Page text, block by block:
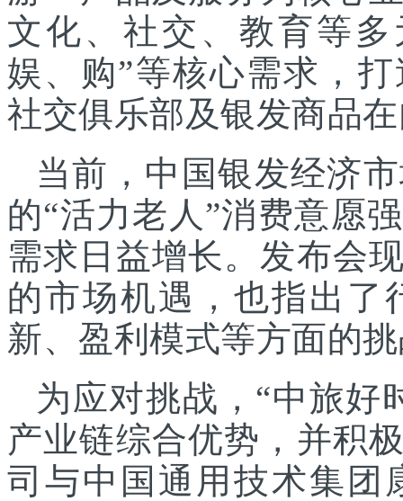
文化、社交、教育等
娱、购”等核心需求，
社交俱乐部及银发商品
当前，中国银发经济
的“活力老人”消费意愿
需求日益增长。发布会
的市场机遇，也指出了
新、盈利模式等方面的
为应对挑战，“中旅好
产业链综合优势，并积
司与中国通用技术集团